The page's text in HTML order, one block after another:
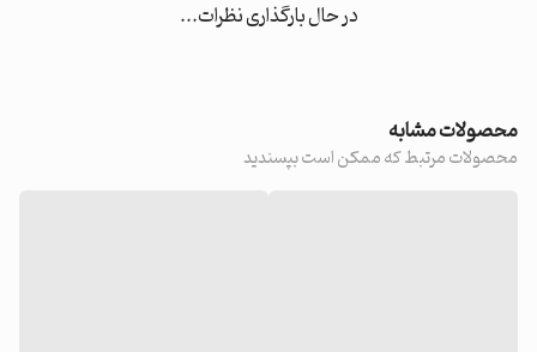
در حال بارگذاری نظرات...
محصولات مشابه
محصولات مرتبط که ممکن است بپسندید